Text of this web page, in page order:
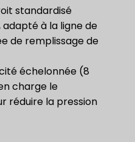
standardisé
à la ligne de
de remplissage de
échelonnée (8
charge le
réduire la pression